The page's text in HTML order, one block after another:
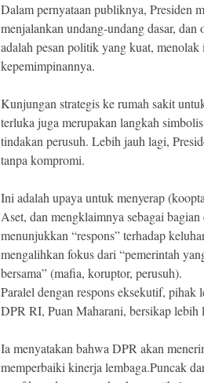
Dalam pernyataan publiknya, Presiden
menjalankan undang-undang dasar,
adalah pesan politik yang kuat, menolak
kepemimpinannya.
Kunjungan strategis ke rumah sakit
terluka juga merupakan langkah
tindakan perusuh. Lebih jauh lagi,
tanpa kompromi.
Ini adalah upaya untuk menyerap
Aset, dan mengklaimnya sebagai
menunjukkan “respons” terhadap
mengalihkan fokus dari “pemerintah
bersama” (mafia, koruptor, perusuh).
Paralel dengan respons eksekutif,
DPR RI, Puan Maharani, bersikap lebih
Ia menyatakan bahwa DPR akan
memperbaiki kinerja lembaga.Puncak